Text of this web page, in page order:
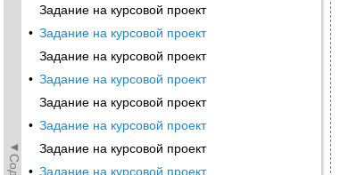
Задание на курсовой проект
• Задание на курсовой проект
Задание на курсовой проект
• Задание на курсовой проект
Задание на курсовой проект
• Задание на курсовой проект
Задание на курсовой проект
• Задание на курсовой проект